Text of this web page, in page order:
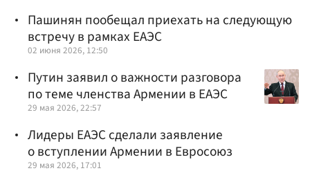
Пашинян пообещал приехать на следующую
встречу в рамках ЕАЭС
02 июня 2026, 12:50
Путин заявил о важности разговора
по теме членства Армении в ЕАЭС
29 мая 2026, 22:57
Лидеры ЕАЭС сделали заявление
о вступлении Армении в Евросоюз
29 мая 2026, 17:01